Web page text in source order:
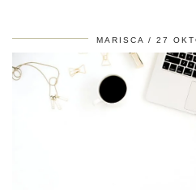
MARISCA 27